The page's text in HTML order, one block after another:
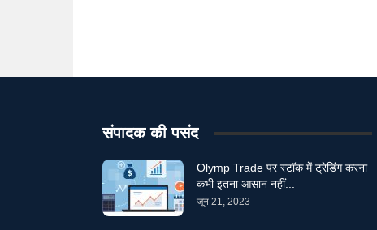
संपादक की पसंद
Olymp Trade पर स्टॉक में ट्रेडिंग करना
कभी इतना आसान नहीं...
जून 21, 2023